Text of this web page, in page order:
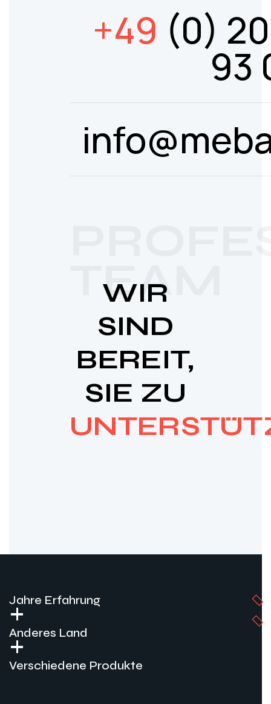
+49 (0)
93
TEAM
WIR
SIND
BEREIT,
SIE ZU
Jahre Erfahrung
+
Anderes Land
+
Verschiedene Produkte